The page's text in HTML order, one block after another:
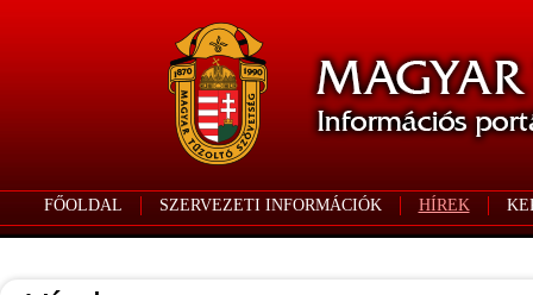
FŐOLDAL SZERVEZETI INFORMÁCIÓK HÍREK